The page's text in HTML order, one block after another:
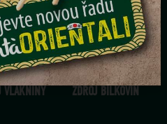
350G PODZIM
VLÁKNINY ZDROJ BÍLKOVIN